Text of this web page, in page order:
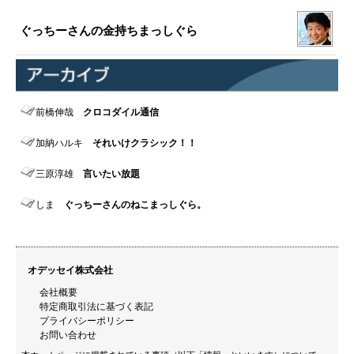
ぐっちーさんの金持ちまっしぐら
前橋伸哉 クロコダイル通信
加納ハルキ それいけクラシック！！
三原淳雄 言いたい放題
しま ぐっちーさんのねこまっしぐら。
オデッセイ株式会社
会社概要
特定商取引法に基づく表記
プライバシーポリシー
お問い合わせ